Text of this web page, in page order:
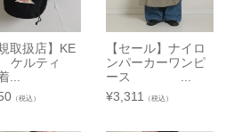
規取扱店】KE
ケルティ
...
（税込）
【セール】ナイロ
ンパーカーワンピ
ース ...
¥3,311 （税込）